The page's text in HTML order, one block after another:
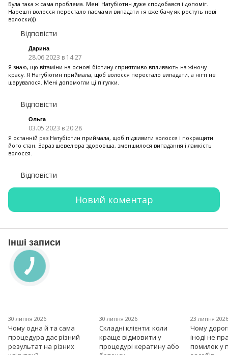
Була така ж сама проблема. Мені Натубіотин дуже сподобався i допомiг.
Нарешті волосся перестало пасмами випадати і я вже бачу як ростуть нові
волоски)))
Відповісти
Дарина
28.06.2023 в 14:27
Я знаю, що вітаміни на основі біотину сприятливо впливають на жіночу
красу. Я Натубіотин приймала, щоб волосся перестало випадати, а нігті не
шарувалося. Мені допомогли ці пігулки.
Відповісти
Ольга
03.05.2023 в 20:28
Я останній раз Натубіотин приймала, щоб підживити волосся і покращити
його стан. Зараз шевелюра здоровіша, зменшилося випадання і ламкість
волосся.
Відповісти
Новий коментар
Інші записи
30 липня 2026
Чому одна й та сама
процедура дає різний
результат на різних
30 липня 2026
Складні клієнти: коли
краще відмовити у
процедурі кератину або
23 липня
Чому
іноді не
помилок у